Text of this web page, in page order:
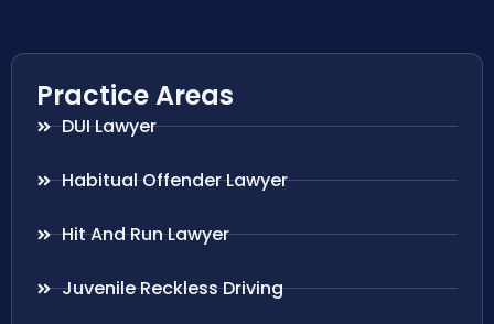
Practice Areas
DUI Lawyer
Habitual Offender Lawyer
Hit And Run Lawyer
Juvenile Reckless Driving